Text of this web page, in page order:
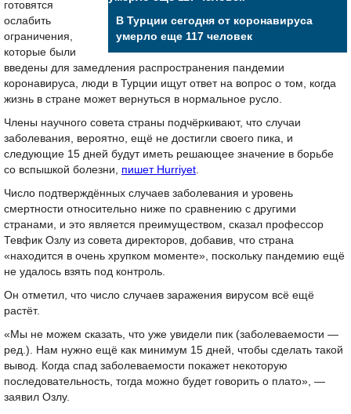
В Турции сегодня от коронавируса
умерло еще 117 человек
готовятся
ослабить
ограничения,
которые были
введены для замедления распространения пандемии
коронавируса, люди в Турции ищут ответ на вопрос о том, когда
жизнь в стране может вернуться в нормальное русло.
Члены научного совета страны подчёркивают, что случаи
заболевания, вероятно, ещё не достигли своего пика, и
следующие 15 дней будут иметь решающее значение в борьбе
со вспышкой болезни, пишет Hurriyet.
Число подтверждённых случаев заболевания и уровень
смертности относительно ниже по сравнению с другими
странами, и это является преимуществом, сказал профессор
Тевфик Озлу из совета директоров, добавив, что страна
«находится в очень хрупком моменте», поскольку пандемию ещё
не удалось взять под контроль.
Он отметил, что число случаев заражения вирусом всё ещё
растёт.
«Мы не можем сказать, что уже увидели пик (заболеваемости —
ред.). Нам нужно ещё как минимум 15 дней, чтобы сделать такой
вывод. Когда спад заболеваемости покажет некоторую
последовательность, тогда можно будет говорить о плато», —
заявил Озлу.